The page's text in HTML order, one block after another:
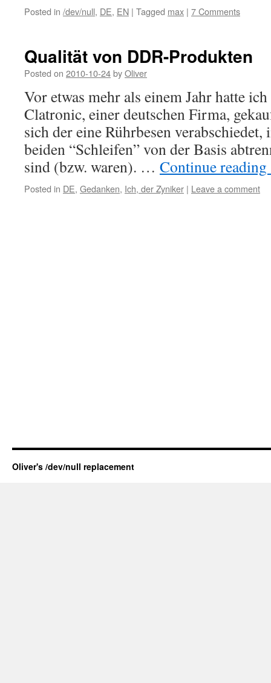
Posted in /dev/null, DE, EN | Tagged max | 7 Comments
Qualität von DDR-Produkten
Posted on 2010-10-24byOliver
Vor etwas mehr als einem Jahr hatte
Clatronic, einer deutschen Firma,
sich der eine Rührbesen verabschiedet,
beiden “Schleifen” von der Basis
sind (bzw. waren). … Continue reading
Posted in DE, Gedanken, Ich, der Zyniker | Leave a comment
Oliver's /dev/null replacement